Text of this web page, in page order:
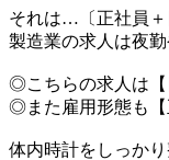
それは…〔正社員＋
製造業の求人は夜
◎こちらの求人は【
◎また雇用形態も【
体内時計をしっか